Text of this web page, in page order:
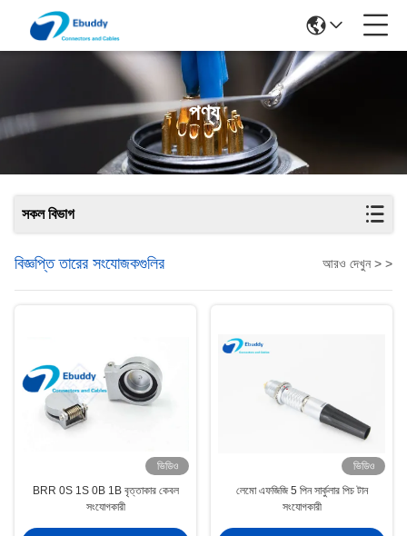
পণ্য
সকল বিভাগ
বিজ্ঞপ্তি তারের সংযোজকগুলির আরও দেখুন > >
ভিডিও
BRR 0S 1S 0B 1B বৃত্তাকার কেবল
সংযোগকারী
ভিডিও
লেমো এফজিজি 5 পিন সার্কুলার পিচ টান
সংযোগকারী